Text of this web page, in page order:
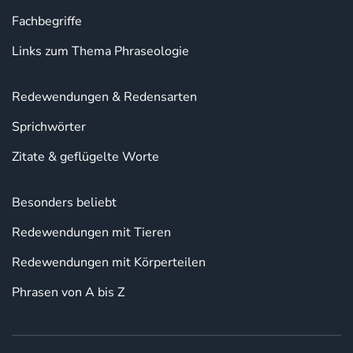
Fachbegriffe
Links zum Thema Phraseologie
Redewendungen & Redensarten
Sprichwörter
Zitate & geflügelte Worte
Besonders beliebt
Redewendungen mit Tieren
Redewendungen mit Körperteilen
Phrasen von A bis Z